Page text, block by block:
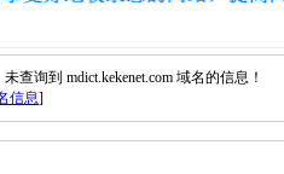
查询到 mdict.kekenet.com 域名的信息！
信息]